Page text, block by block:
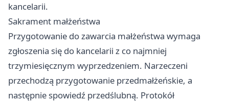
kancelarii.
Sakrament małżeństwa
Przygotowanie do zawarcia małżeństwa wymaga
zgłoszenia się do kancelarii z co najmniej
trzymiesięcznym wyprzedzeniem. Narzeczeni
przechodzą przygotowanie przedmałżeńskie, a
następnie spowiedź przedślubną. Protokół